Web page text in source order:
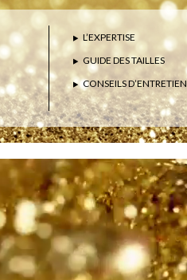
L’EXPERTISE
GUIDE DES TAILLES
CONSEILS D’ENTRETIEN